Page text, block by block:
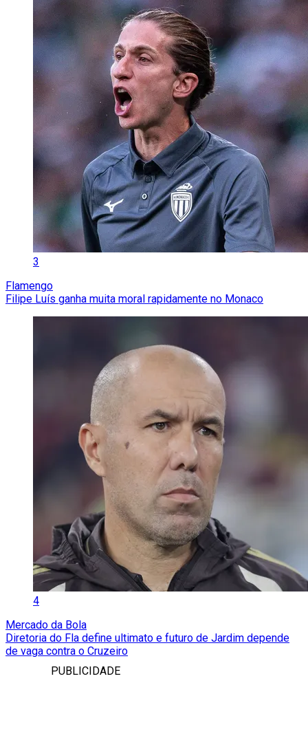
3
Flamengo
Filipe Luís ganha muita moral rapidamente no Monaco
4
Mercado da Bola
Diretoria do Fla define ultimato e futuro de Jardim depende
de vaga contra o Cruzeiro
PUBLICIDADE